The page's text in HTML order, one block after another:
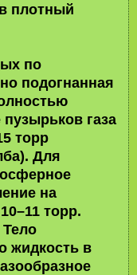
плотный
по
подогнанная
газа
торр
Для
на
торр.
Тело
жидкость в